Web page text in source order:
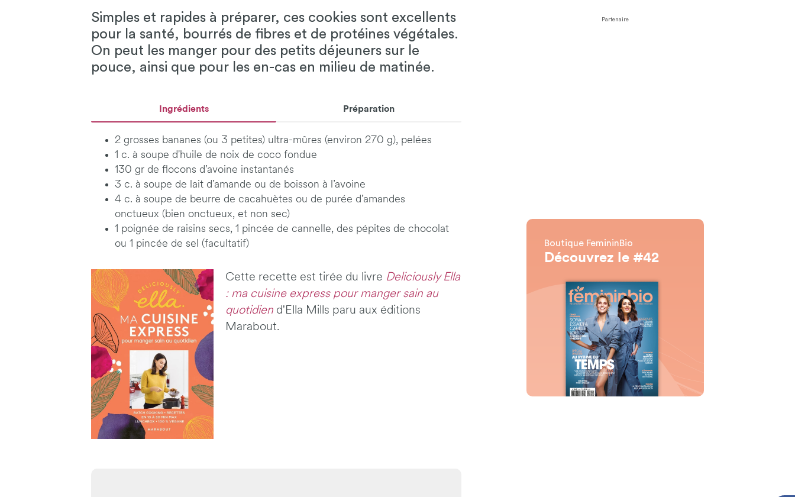
Partenaire
Boutique FemininBio
Découvrez le #42
Simples et rapides à préparer, ces cookies sont excellents
pour la santé, bourrés de fibres et de protéines végétales.
On peut les manger pour des petits déjeuners sur le
pouce, ainsi que pour les en-cas en milieu de matinée.
Ingrédients Préparation
2 grosses bananes (ou 3 petites) ultra-mûres (environ 270 g), pelées
1 c. à soupe d'huile de noix de coco fondue
130 gr de flocons d’avoine instantanés
3 c. à soupe de lait d’amande ou de boisson à l’avoine
4 c. à soupe de beurre de cacahuètes ou de purée d’amandes
onctueux (bien onctueux, et non sec)
1 poignée de raisins secs, 1 pincée de cannelle, des pépites de chocolat
ou 1 pincée de sel (facultatif)
Cette recette est tirée du livre Deliciously Ella
: ma cuisine express pour manger sain au
quotidiend'Ella Mills paru aux éditions
Marabout.